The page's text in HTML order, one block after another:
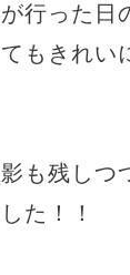
行った日
もきれい
も残しつ
た！！